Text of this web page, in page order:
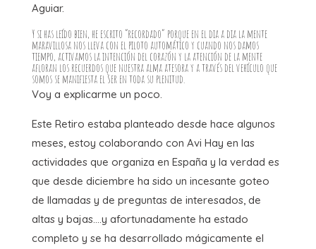
Aguiar.
Y si has leído bien, he escrito “recordado” porque en el dia a dia la mente
maravillosa nos lleva con el piloto automático y cuando nos damos
tiempo, activamos la intención del corazón y la atención de la mente
afloran los recuerdos que nuestra alma atesora y a través del vehículo que
somos se manifiesta el Ser en toda su plenitud.
Voy a explicarme un poco.
Este Retiro estaba planteado desde hace algunos
meses, estoy colaborando con Avi Hay en las
actividades que organiza en España y la verdad es
que desde diciembre ha sido un incesante goteo
de llamadas y de preguntas de interesados, de
altas y bajas….y afortunadamente ha estado
completo y se ha desarrollado mágicamente el